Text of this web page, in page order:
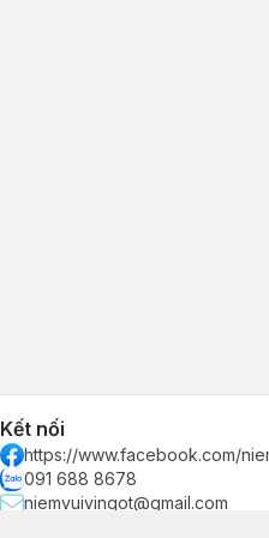
Kết nối
https://www.facebook.com/
091 688 8678
niemvuivingot@gmail.com